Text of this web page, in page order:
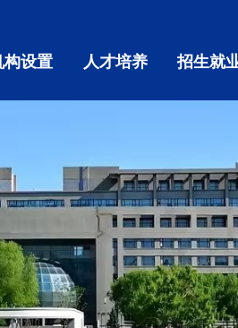
构设置 人才培养 招生就